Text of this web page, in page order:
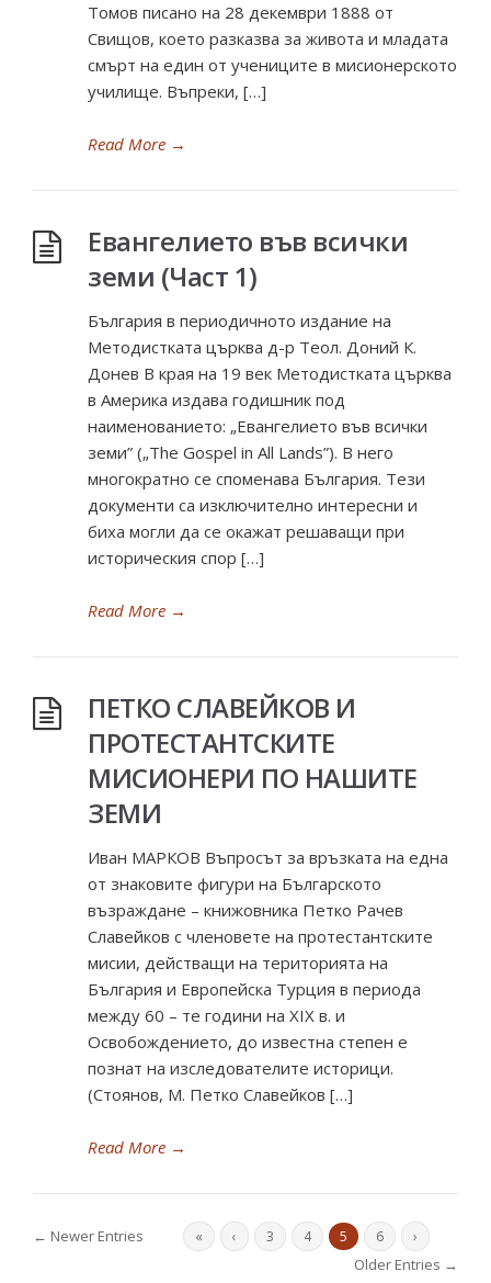
Томов писано на 28 декември 1888 от
Свищов, което разказва за живота и младата
смърт на един от учениците в мисионерското
училище. Въпреки, […]
Read More →
Евангелието във всички
земи (Част 1)
България в периодичното издание на
Методистката църква д-р Теол. Доний К.
Донев В края на 19 век Методистката църква
в Америка издава годишник под
наименованието: „Евангелието във всички
земи” („The Gospel in All Lands”). В него
многократно се споменава България. Тези
документи са изключително интересни и
биха могли да се окажат решаващи при
историческия спор […]
Read More →
ПЕТКО СЛАВЕЙКОВ И
ПРОТЕСТАНТСКИТЕ
МИСИОНЕРИ ПО НАШИТЕ
ЗЕМИ
Иван МАРКОВ Въпросът за връзката на една
от знаковите фигури на Българското
възраждане – книжовника Петко Рачев
Славейков с членовете на протестантските
мисии, действащи на територията на
България и Европейска Турция в периода
между 60 – те години на ХІХ в. и
Освобождението, до известна степен е
познат на изследователите историци.
(Стоянов, М. Петко Славейков […]
Read More →
← Newer Entries « ‹ 3 4 5 6 ›
Older Entries →